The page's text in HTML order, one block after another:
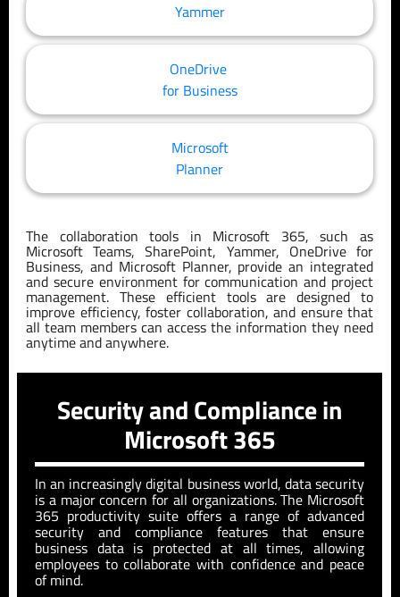
Yammer
OneDrive
for Business
Microsoft
Planner
The collaboration tools in Microsoft 365, such as
Microsoft Teams, SharePoint, Yammer, OneDrive for
Business, and Microsoft Planner, provide an integrated
and secure environment for communication and project
management. These efficient tools are designed to
improve efficiency, foster collaboration, and ensure that
all team members can access the information they need
anytime and anywhere.
Security and Compliance in
Microsoft 365
In an increasingly digital business world, data security
is a major concern for all organizations. The Microsoft
365 productivity suite offers a range of advanced
security and compliance features that ensure
business data is protected at all times, allowing
employees to collaborate with confidence and peace
of mind.